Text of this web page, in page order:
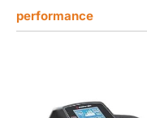
performance